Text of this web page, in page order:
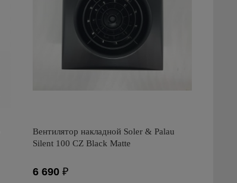
Вентилятор накладной Soler & Palau
Silent 100 CZ Black Matte
6 690₽